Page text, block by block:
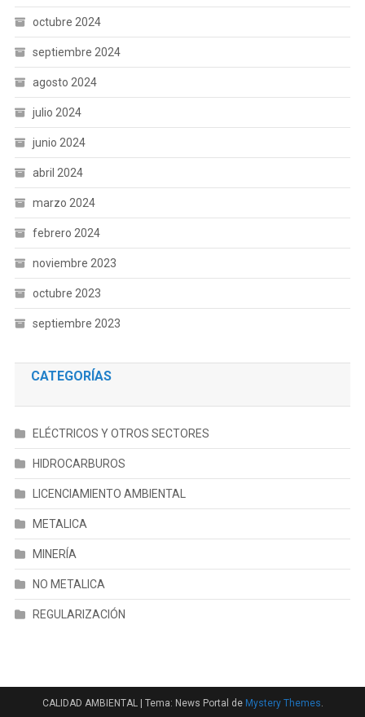
octubre 2024
septiembre 2024
agosto 2024
julio 2024
junio 2024
abril 2024
marzo 2024
febrero 2024
noviembre 2023
octubre 2023
septiembre 2023
CATEGORÍAS
ELÉCTRICOS Y OTROS SECTORES
HIDROCARBUROS
LICENCIAMIENTO AMBIENTAL
METALICA
MINERÍA
NO METALICA
REGULARIZACIÓN
CALIDAD AMBIENTAL Tema: News Portal de Mystery Themes.